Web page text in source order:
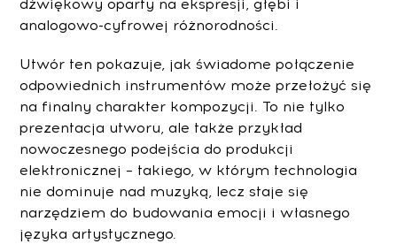
dźwiękowy oparty na ekspresji, głębi i
analogowo-cyfrowej różnorodności.
Utwór ten pokazuje, jak świadome połączenie
odpowiednich instrumentów może przełożyć się
na finalny charakter kompozycji. To nie tylko
prezentacja utworu, ale także przykład
nowoczesnego podejścia do produkcji
elektronicznej – takiego, w którym technologia
nie dominuje nad muzyką, lecz staje się
narzędziem do budowania emocji i własnego
języka artystycznego.